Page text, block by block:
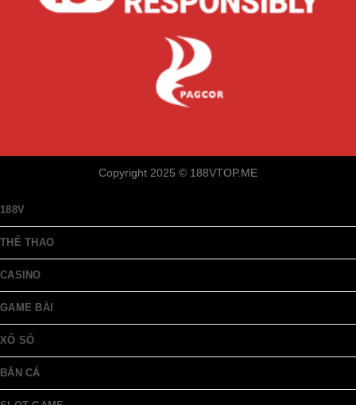
Copyright 2025 © 188VTOP.ME
188V
THỂ THAO
CASINO
GAME BÀI
XỔ SỐ
BẮN CÁ